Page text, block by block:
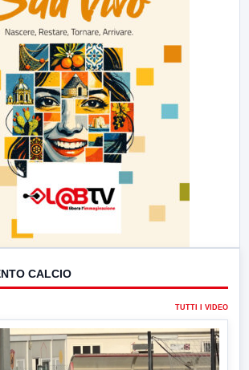
CALCIO
TUTTI I VIDEO